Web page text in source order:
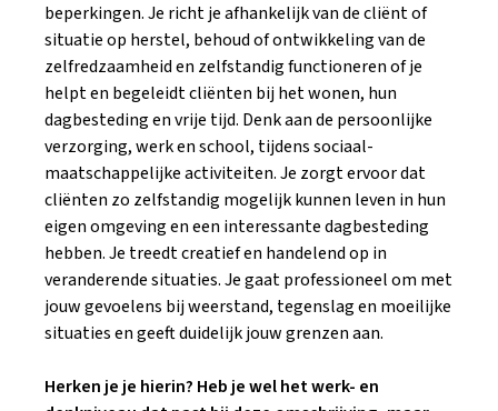
beperkingen. Je richt je afhankelijk van de cliënt of
situatie op herstel, behoud of ontwikkeling van de
zelfredzaamheid en zelfstandig functioneren of je
helpt en begeleidt cliënten bij het wonen, hun
dagbesteding en vrije tijd. Denk aan de persoonlijke
verzorging, werk en school, tijdens sociaal-
maatschappelijke activiteiten. Je zorgt ervoor dat
cliënten zo zelfstandig mogelijk kunnen leven in hun
eigen omgeving en een interessante dagbesteding
hebben. Je treedt creatief en handelend op in
veranderende situaties. Je gaat professioneel om met
jouw gevoelens bij weerstand, tegenslag en moeilijke
situaties en geeft duidelijk jouw grenzen aan.
Herken je je hierin? Heb je wel het werk- en